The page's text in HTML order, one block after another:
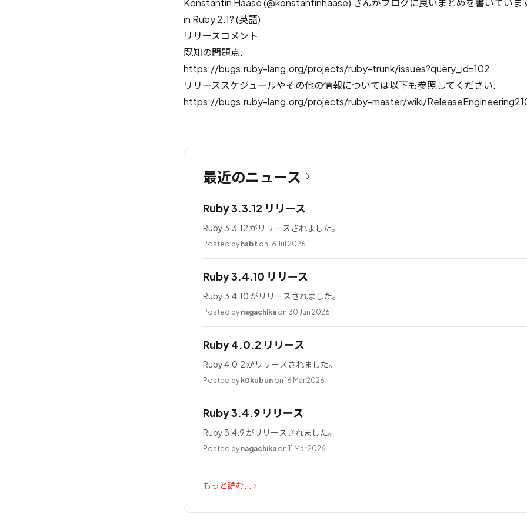
Konstantin Haase (@konstantinhaase) さんがブログに良いまとめを書いていま
in Ruby 2.1?(英語)
リリースコメント
既知の問題点:
https://bugs.ruby-lang.org/projects/ruby-trunk/issues?query_id=102
リリーススケジュールやその他の情報については以下も参照してください:
https://bugs.ruby-lang.org/projects/ruby-master/wiki/
最近のニュース
Ruby 3.3.12 リリース
Ruby 3.3.12 がリリースされました。
Posted by hsbt on 16 Jul 2026
Ruby 3.4.10 リリース
Ruby 3.4.10 がリリースされました。
Posted by nagachika on 30 Jun 2026
Ruby 4.0.2 リリース
Ruby 4.0.2 がリリースされました。
Posted by k0kubun on 16 Mar 2026
Ruby 3.4.9 リリース
Ruby 3.4.9 がリリースされました。
Posted by nagachika on 11 Mar 2026
もっと読む...